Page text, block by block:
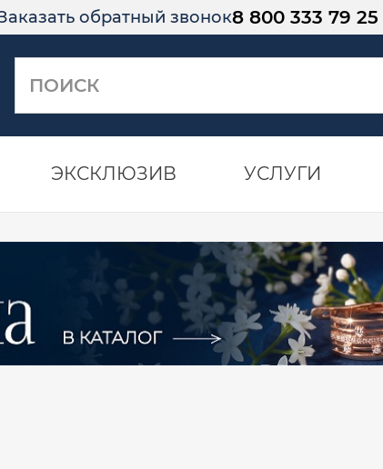
обратный звонок8 800 333 79 25
ЭКСКЛЮЗИВ УСЛУГИ